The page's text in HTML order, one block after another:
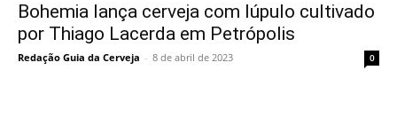
Bohemia lança cerveja com lúpulo cultivado
por Thiago Lacerda em Petrópolis
Redação Guia da Cerveja - 8 de abril de 2023 0